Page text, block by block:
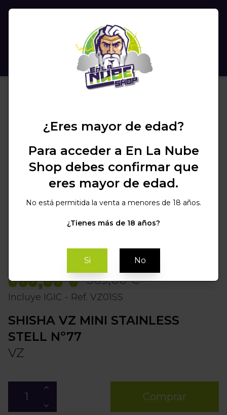
350,55 € 369,00 €
Incluye IGIC - Ref. VZ01SS
SHISHA VZ MINI STAINLESS
STELL Nº77
VZ
Comprar
¿Eres mayor de edad?
Para acceder a En La Nube
Shop debes confirmar que
eres mayor de edad.
No está permitida la venta a menores de 18 años.
¿Tienes más de 18 años?
Si No